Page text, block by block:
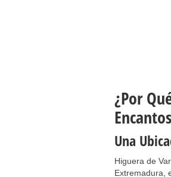
¿Por
Encantos
Una
Higuera de
Extremadura,